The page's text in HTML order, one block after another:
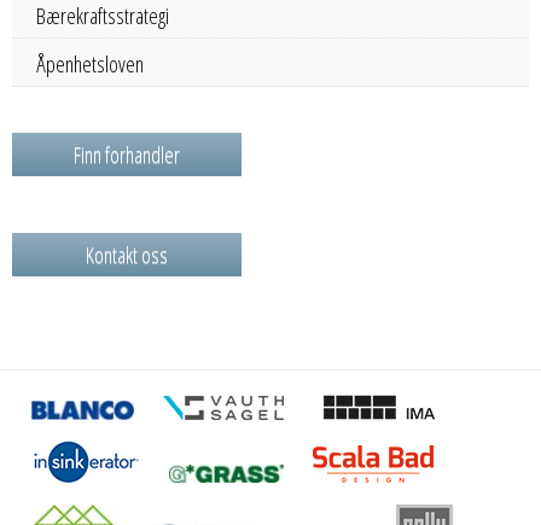
Bærekraftsstrategi
Åpenhetsloven
Finn forhandler
Kontakt oss